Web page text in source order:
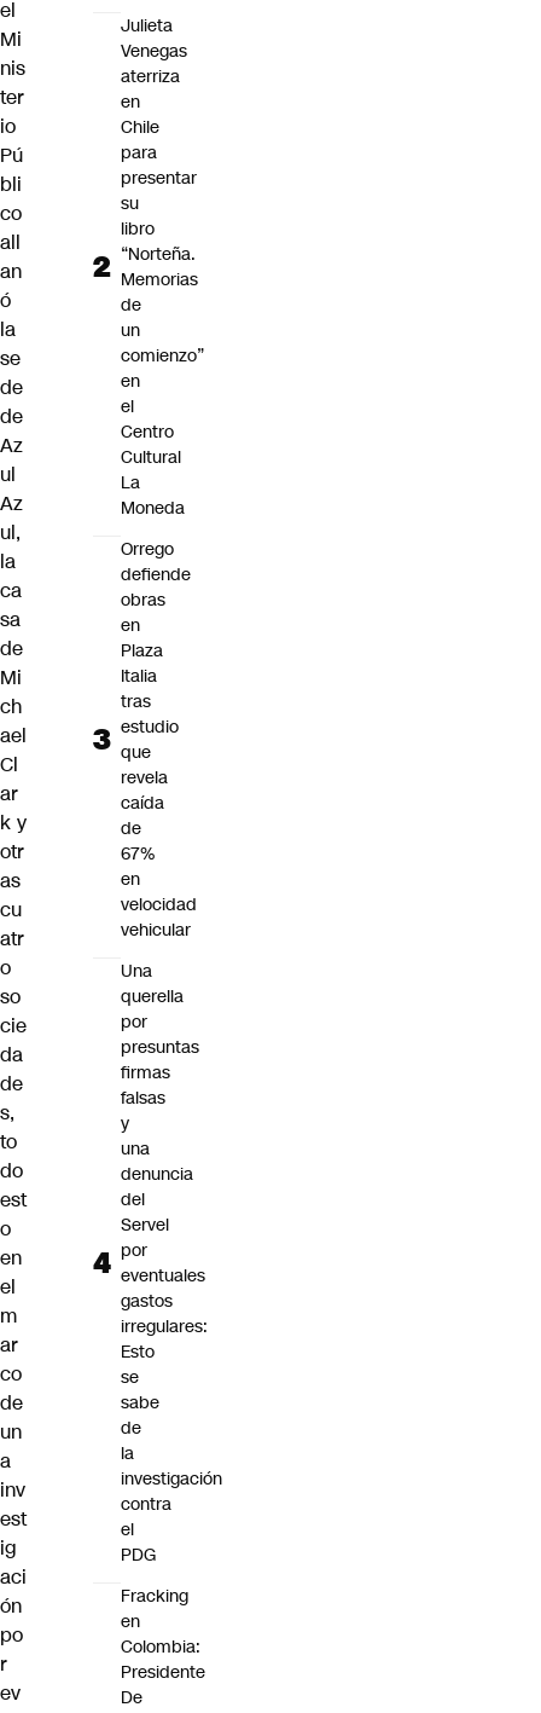
el
Mi
nis
ter
io
Pú
bli
co
all
an
ó
la
se
de
de
Az
ul
Az
ul,
la
ca
sa
de
Mi
ch
ael
Cl
ar
k y
otr
as
cu
atr
o
so
cie
da
de
s,
to
do
est
o
en
el
m
ar
co
de
un
a
inv
est
ig
aci
ón
po
r
ev
Julieta
Venegas
aterriza
en
Chile
para
presentar
su
libro
“Norteña.
Memorias
de
un
comienzo”
en
el
Centro
Cultural
La
Moneda
Orrego
defiende
obras
en
Plaza
Italia
tras
estudio
que
revela
caída
de
67%
en
velocidad
vehicular
Una
querella
por
presuntas
firmas
falsas
y
una
denuncia
del
Servel
por
eventuales
gastos
irregulares:
Esto
se
sabe
de
la
investigación
contra
el
PDG
Fracking
en
Colombia:
Presidente
De